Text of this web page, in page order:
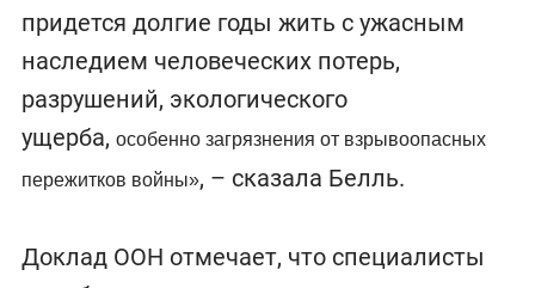
придется долгие годы жить с ужасным
наследием человеческих потерь,
разрушений, экологического
ущерба, особенно загрязнения от взрывоопасных
пережитков войны», – сказала Белль.
Доклад ООН отмечает, что специалисты